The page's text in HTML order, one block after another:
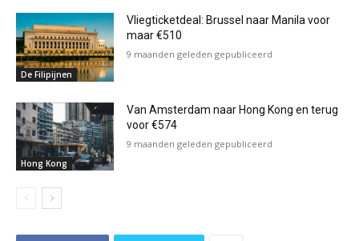
De Filipijnen
Vliegticketdeal: Brussel naar Manila voor
maar €510
9 maanden geleden gepubliceerd
Hong Kong
Van Amsterdam naar Hong Kong en terug
voor €574
9 maanden geleden gepubliceerd